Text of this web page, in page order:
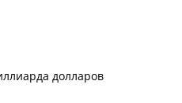
долларов